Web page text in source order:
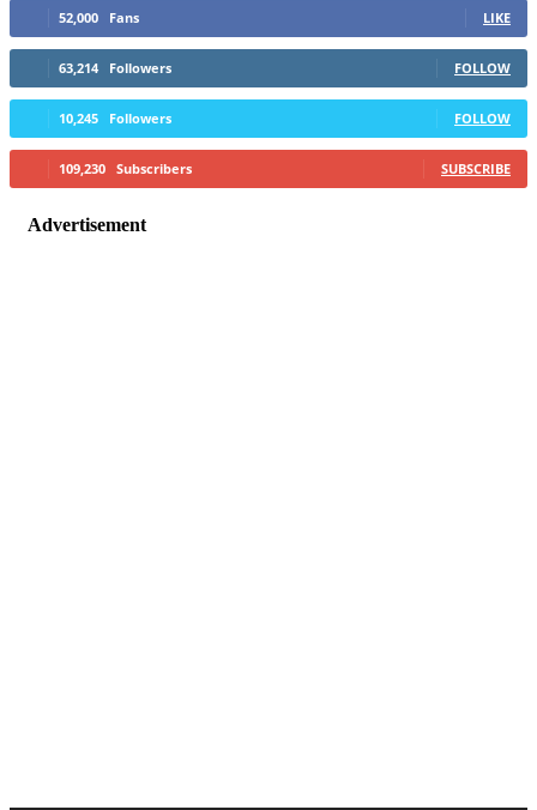
52,000 Fans LIKE
63,214 Followers FOLLOW
10,245 Followers FOLLOW
109,230 Subscribers SUBSCRIBE
Advertisement